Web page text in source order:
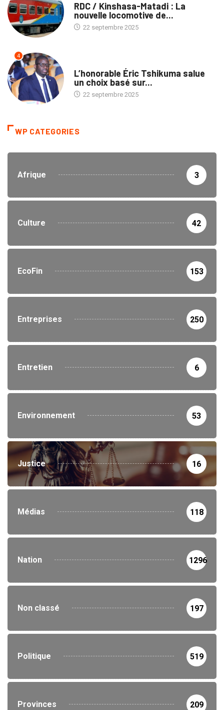
RDC / Kinshasa-Matadi : La
nouvelle locomotive de...
22 septembre 2025
4
L’honorable Éric Tshikuma salue
un choix basé sur...
22 septembre 2025
WP CATEGORIES
Afrique 3
Culture 42
EcoFin 153
Entreprises 250
Entretien 6
Environnement 53
Justice 16
Médias 118
Nation 1296
Non classé 197
Politique 519
Provinces 209